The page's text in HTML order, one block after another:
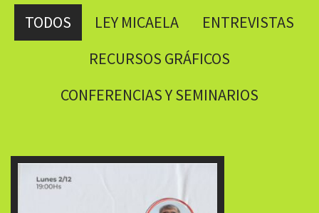
TODOS LEY MICAELA
ENTREVISTAS
RECURSOS GRÁFICOS
CONFERENCIAS Y SEMINARIOS